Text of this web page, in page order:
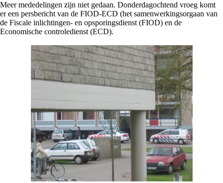
Meer mededelingen zijn niet gedaan. Donderdagochtend vroeg komt
er een persbericht van de FIOD-ECD (het samenwerkingsorgaan van
de Fiscale inlichtingen- en opsporingsdienst (FIOD) en de
Economische controledienst (ECD).